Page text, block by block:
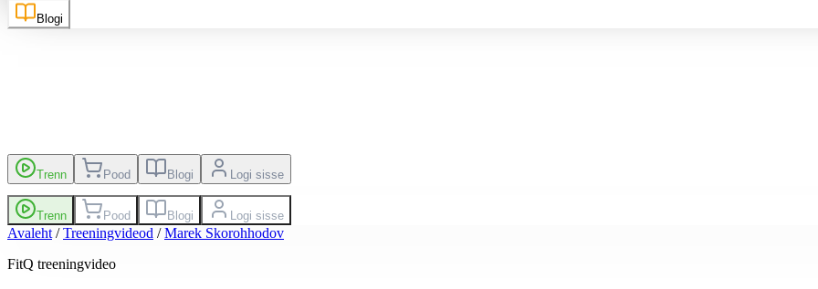
Blogi
Trenn Pood Blogi Logi sisse
Trenn Pood Blogi Logi sisse
Avaleht /Treeningvideod /Marek Skorohhodov
FitQ treeningvideo